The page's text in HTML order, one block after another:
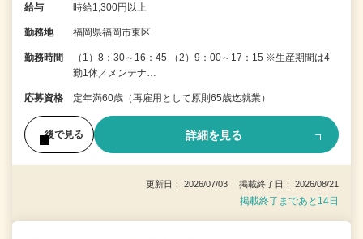
給与 時給1,300円以上
勤務地 福岡県福岡市東区
勤務時間
（1）8：30～16：45 （2）9：00～17：15 ※生産期間は4
勤1休／メンテナ…
応募資格 定年満60歳（再雇用として原則65歳迄就業）
後で見る 詳細を見る
更新日： 2026/07/03 掲載終了日： 2026/08/21
掲載終了まであと14日